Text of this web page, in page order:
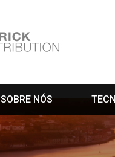
SOBRE NÓS